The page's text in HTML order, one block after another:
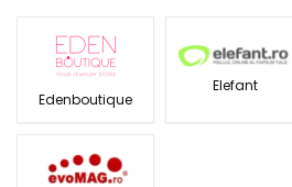
Edenboutique
Elefant